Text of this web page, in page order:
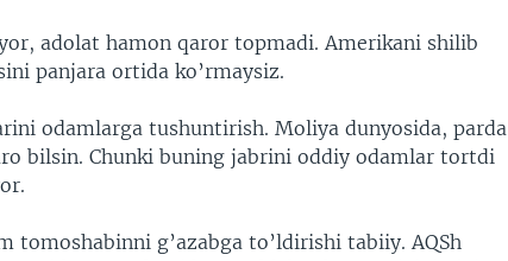
adolat hamon qaror topmadi. Amerikani shilib
panjara ortida ko’rmaysiz.
odamlarga tushuntirish. Moliya dunyosida, parda
bilsin. Chunki buning jabrini oddiy odamlar tortdi
tomoshabinni g’azabga to’ldirishi tabiiy. AQSh